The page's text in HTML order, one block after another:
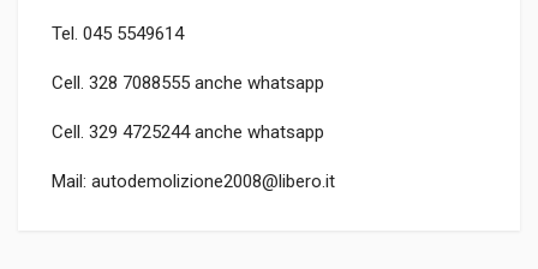
Tel. 045 5549614
Cell. 328 7088555 anche whatsapp
Cell. 329 4725244 anche whatsapp
Mail: autodemolizione2008@libero.it